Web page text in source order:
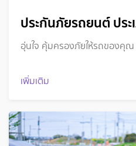
ประกันภัยรถยนต์ ปร
อุ่นใจ คุ้มครองภัยให้รถของคุณ
เพิ่มเติม